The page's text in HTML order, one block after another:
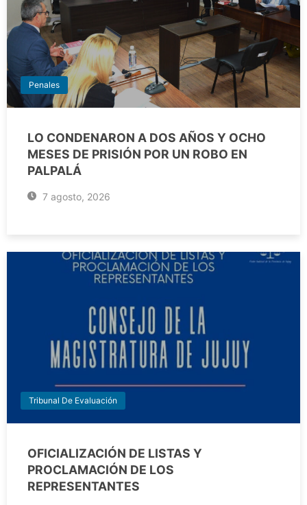
Penales
LO CONDENARON A DOS AÑOS Y OCHO
MESES DE PRISIÓN POR UN ROBO EN
PALPALÁ
7 agosto, 2026
Tribunal De Evaluación
OFICIALIZACIÓN DE LISTAS Y
PROCLAMACIÓN DE LOS
REPRESENTANTES